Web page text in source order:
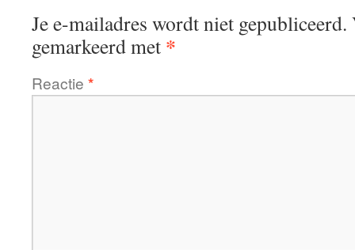
Je e-mailadres wordt niet gepubliceerd.
gemarkeerd met *
Reactie *